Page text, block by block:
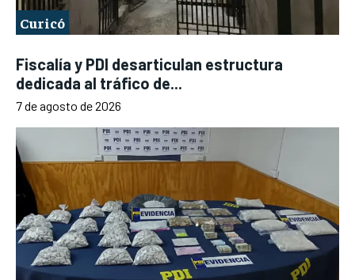
Curicó
Fiscalía y PDI desarticulan estructura
dedicada al tráfico de...
7 de agosto de 2026